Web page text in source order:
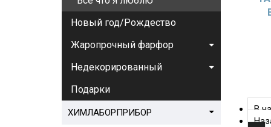
В
Новый год/Рождество
Жаропрочный фарфор
Недекорированный
Подарки
ХИМЛАБОРПРИБОР